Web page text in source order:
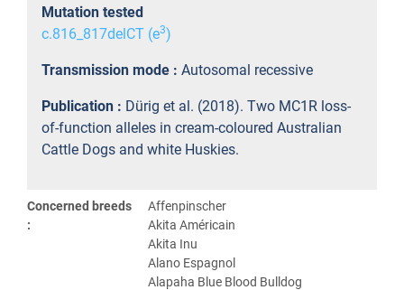
Mutation tested
c.816_817delCT (e3)
Transmission mode : Autosomal recessive
Publication : Dürig et al. (2018). Two MC1R loss-
of-function alleles in cream-coloured Australian
Cattle Dogs and white Huskies.
Concerned breeds
:
Affenpinscher
Akita Américain
Akita Inu
Alano Espagnol
Alapaha Blue Blood Bulldog